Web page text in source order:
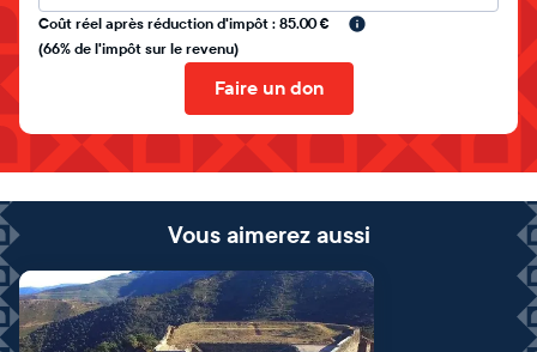
Coût réel après réduction d'impôt : 85.00 €
(66% de l'impôt sur le revenu)
Faire un don
Vous aimerez aussi